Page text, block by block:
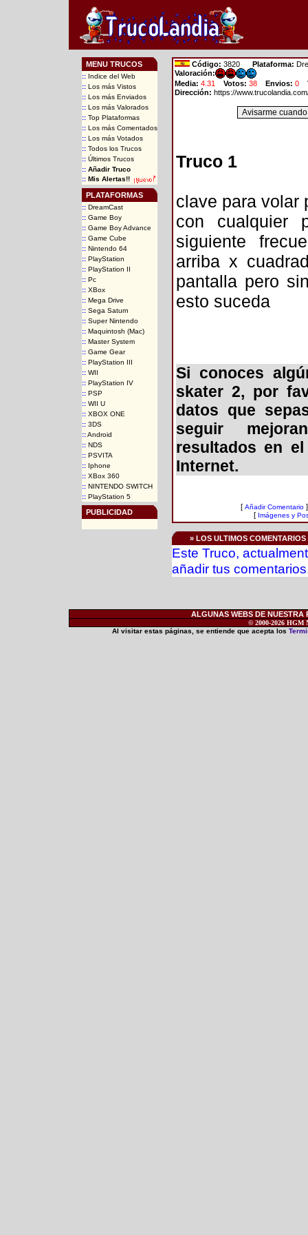
MENU TRUCOS
::Indice del Web
::Los más Vistos
::Los más Enviados
::Los más Valorados
::Top Plataformas
::Los más Comentados
::Los más Votados
::Todos los Trucos
::Últimos Trucos
:: Añadir Truco
:: Mis Alertas!!
PLATAFORMAS
::DreamCast
::Game Boy
::Game Boy Advance
::Game Cube
::Nintendo 64
::PlayStation
::PlayStation II
::Pc
::XBox
::Mega Drive
::Sega Saturn
::Super Nintendo
::Maquintosh (Mac)
::Master System
::Game Gear
::PlayStation III
::WII
::PlayStation IV
::PSP
::WII U
::XBOX ONE
::3DS
::Android
::NDS
::PSVITA
::Iphone
::XBox 360
::NINTENDO SWITCH
::PlayStation 5
PUBLICIDAD
Código: 3820 Plataforma:
Valoración:
Media: 4.31 Votos: 38 Envios: 0
Dirección: https://
Truco 1
clave para volar
con cualquier
siguiente
arriba x
pantalla pero
esto suceda
Si conoces
skater 2, por
datos que
seguir
resultados en
Internet.
[ Añadir Comentario
[ Imágenes y
» LOS ULTIMOS
Este Truco,
añadir tus
ALGUNAS WEBS DE NUESTRA
© 2000-2026 HGM
Al visitar estas páginas, se entiende que acepta los